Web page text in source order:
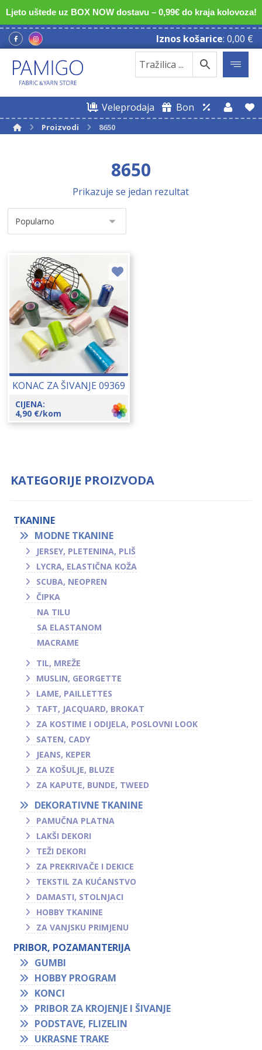
Ljeto uštede uz BOX NOW dostavu – 0,99€ do kraja kolovoza!
Iznos košarice: 0,00 €
Veleprodaja Bon
Proizvodi 8650
8650
Prikazuje se jedan rezultat
KONAC ZA ŠIVANJE 09369
CIJENA:
4,90 €/kom
KATEGORIJE PROIZVODA
TKANINE
MODNE TKANINE
JERSEY, PLETENINA, PLIŠ
LYCRA, ELASTIČNA KOŽA
SCUBA, NEOPREN
ČIPKA
NA TILU
SA ELASTANOM
MACRAME
TIL, MREŽE
MUSLIN, GEORGETTE
LAME, PAILLETTES
TAFT, JACQUARD, BROKAT
ZA KOSTIME I ODIJELA, POSLOVNI LOOK
SATEN, CADY
JEANS, KEPER
ZA KOŠULJE, BLUZE
ZA KAPUTE, BUNDE, TWEED
DEKORATIVNE TKANINE
PAMUČNA PLATNA
LAKŠI DEKORI
TEŽI DEKORI
ZA PREKRIVAČE I DEKICE
TEKSTIL ZA KUĆANSTVO
DAMASTI, STOLNJACI
HOBBY TKANINE
ZA VANJSKU PRIMJENU
PRIBOR, POZAMANTERIJA
GUMBI
HOBBY PROGRAM
KONCI
PRIBOR ZA KROJENJE I ŠIVANJE
PODSTAVE, FLIZELIN
UKRASNE TRAKE